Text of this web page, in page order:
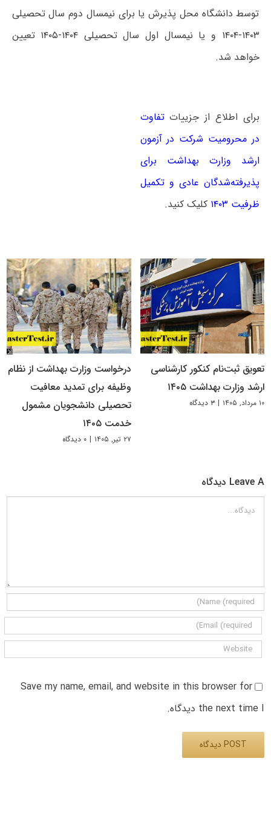
توسط دانشگاه محل پذیرش یا برای نیمسال دوم سال تحصیلی
۱۴۰۳-۱۴۰۴ و یا نیمسال اول سال تحصیلی ۱۴۰۴-۱۴۰۵ تعیین
خواهد شد.
برای اطلاع از جزییاتتفاوت
در محرومیت شرکت در آزمون
ارشد وزارت بهداشت برای
پذیرفته‌شدگان عادی و تکمیل
ظرفیت ۱۴۰۳
کلیک کنید.
تعویق ثبت‌نام کنکور کارشناسی
ارشد وزارت بهداشت ۱۴۰۵
۱۰ مرداد, ۱۴۰۵ | ۳ دیدگاه
درخواست وزارت بهداشت از نظام
وظیفه برای تمدید معافیت
تحصیلی دانشجویان مشمول
خدمت ۱۴۰۵
۲۷ تیر, ۱۴۰۵ | ۰ دیدگاه
Leave A دیدگاه
دیدگاه
Save my name, email, and website in this browser for
the next time I دیدگاه.